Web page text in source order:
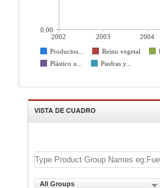
2002 2003 2004
Productos...
Reino vegetal
Plástico o...
Piedras y...
0.00
VISTA DE CUADRO
All Groups